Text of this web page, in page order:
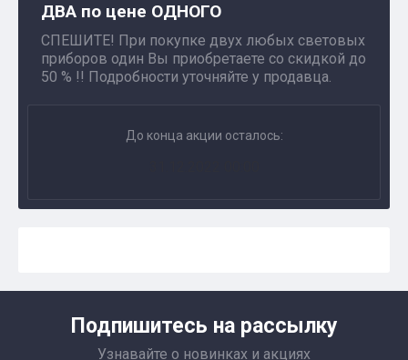
ДВА по цене ОДНОГО
СПЕШИТЕ! При покупке двух любых световых
приборов один Вы приобретаете со скидкой до
50 % !! Подробности уточняйте у продавца.
До конца акции осталось:
Подпишитесь на рассылку
Узнавайте о новинках и акциях